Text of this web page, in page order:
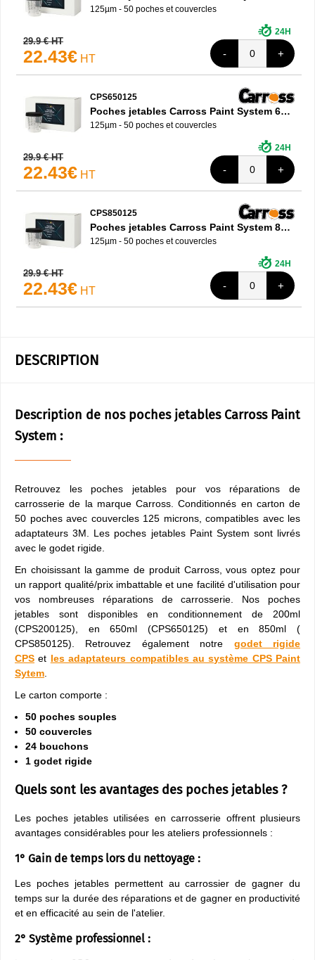
125µm - 50 poches et couvercles
29.9 € HT
22.43€ HT
24H
CPS650125
Poches jetables Carross Paint System 650ml
125µm - 50 poches et couvercles
29.9 € HT
22.43€ HT
24H
CPS850125
Poches jetables Carross Paint System 850ml
125µm - 50 poches et couvercles
29.9 € HT
22.43€ HT
24H
DESCRIPTION
Description de nos poches jetables Carross Paint
System :
Retrouvez les poches jetables pour vos réparations de
carrosserie de la marque Carross. Conditionnés en carton de
50 poches avec couvercles 125 microns, compatibles avec les
adaptateurs 3M. Les poches jetables Paint System sont livrés
avec le godet rigide.
En choisissant la gamme de produit Carross, vous optez pour
un rapport qualité/prix imbattable et une facilité d'utilisation pour
vos nombreuses réparations de carrosserie. Nos poches
jetables sont disponibles en conditionnement de 200ml
(CPS200125), en 650ml (CPS650125) et en 850ml (
CPS850125). Retrouvez également notre godet rigide
CPS et les adaptateurs compatibles au système CPS Paint
Sytem
Le carton comporte :
50 poches souples
50 couvercles
24 bouchons
1 godet rigide
Quels sont les avantages des poches jetables ?
Les poches jetables utilisées en carrosserie offrent plusieurs
avantages considérables pour les ateliers professionnels :
1° Gain de temps lors du nettoyage :
Les poches jetables permettent au carrossier de gagner du
temps sur la durée des réparations et de gagner en productivité
et en efficacité au sein de l'atelier.
2° Système professionnel :